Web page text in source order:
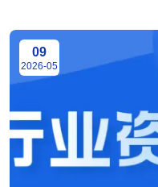
09
2026-05